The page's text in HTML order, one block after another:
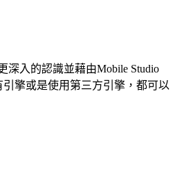
深入的認識並藉由Mobile Studio
擎或是使⽤第三⽅引擎，都可以